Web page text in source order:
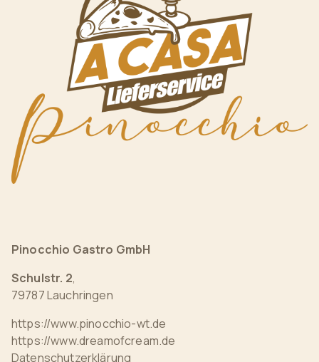
Pinocchio Gastro GmbH
Schulstr. 2,
79787 Lauchringen
https://www.pinocchio-wt.de
https://www.dreamofcream.de
Datenschutzerklärung